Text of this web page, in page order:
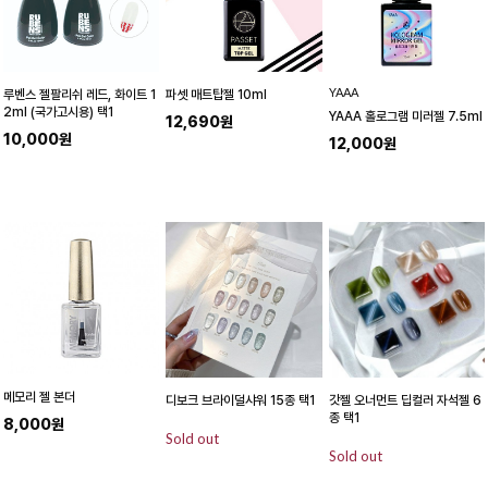
루벤스 젤팔리쉬 레드, 화이트 1
2ml (국가고시용) 택1
10,000원
파셋 매트탑젤 10ml
12,690원
YAAA
YAAA 홀로그램 미러젤 7.5ml
12,000원
메모리 젤 본더
8,000원
디보크 브라이덜샤워 15종 택1
Sold out
갓젤 오너먼트 딥컬러 자석젤 6
종 택1
Sold out